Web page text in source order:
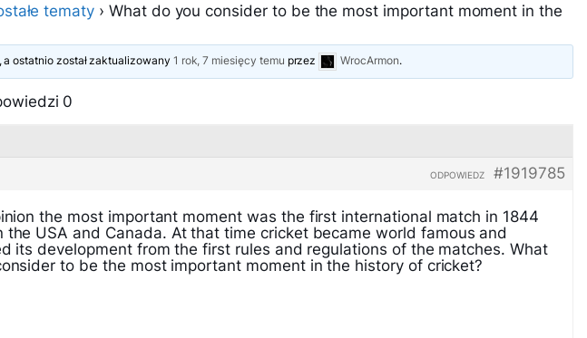
tematy › What do you consider to be the most important moment in the
a ostatnio został zaktualizowany 1 rok, 7 miesięcy temu przez WrocArmon.
0
#1919785
ODPOWIEDZ
the most important moment was the first international match in 1844
the USA and Canada. At that time cricket became world famous and
its development from the first rules and regulations of the matches. What
to be the most important moment in the history of cricket?